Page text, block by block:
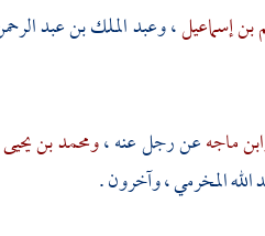
إسماعيل،وعبد الملك بن عبد
ماجهعن رجل عنه ،ومحمد بن
الله المخرمي، وآخرون .